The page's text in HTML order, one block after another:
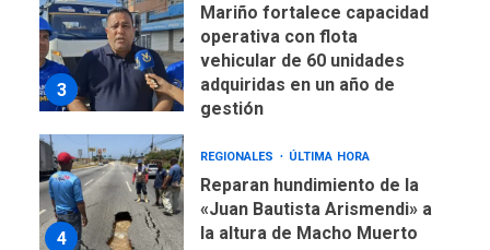
3
Mariño fortalece capacidad
operativa con flota
vehicular de 60 unidades
adquiridas en un año de
gestión
4
REGIONALES ÚLTIMA HORA
Reparan hundimiento de la
«Juan Bautista Arismendi» a
la altura de Macho Muerto